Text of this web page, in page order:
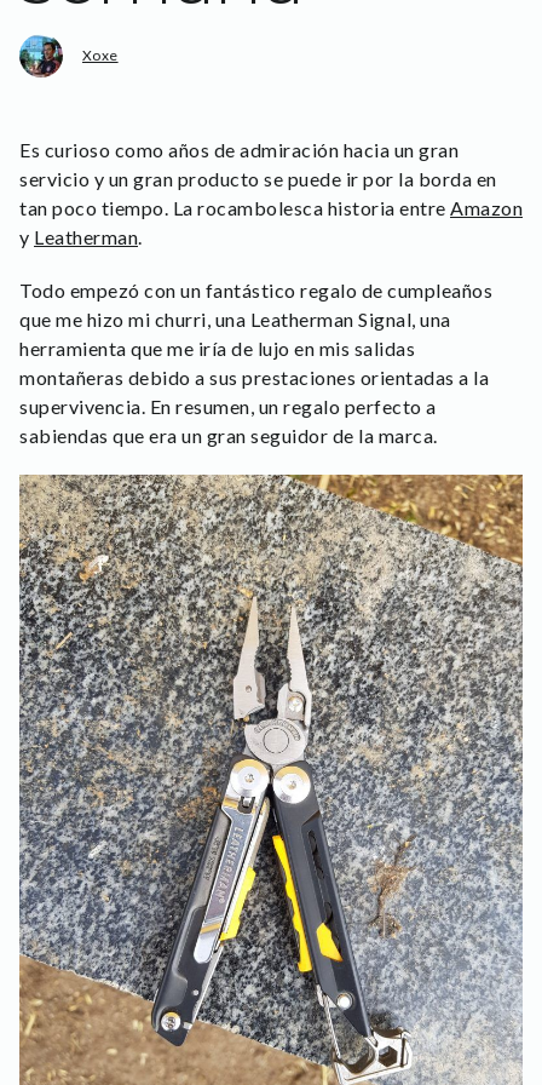
Xoxe
Es curioso como años de admiración hacia un gran
servicio y un gran producto se puede ir por la borda en
tan poco tiempo. La rocambolesca historia entre Amazon
y Leatherman.
Todo empezó con un fantástico regalo de cumpleaños
que me hizo mi churri, una Leatherman Signal, una
herramienta que me iría de lujo en mis salidas
montañeras debido a sus prestaciones orientadas a la
supervivencia. En resumen, un regalo perfecto a
sabiendas que era un gran seguidor de la marca.